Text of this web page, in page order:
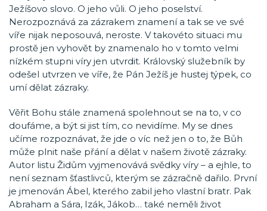
Ježíšovo slovo. O jeho vůli. O jeho poselství.
Nerozpoznává za zázrakem znamení a tak se ve své
víře nijak neposouvá, neroste. V takovéto situaci mu
prostě jen vyhovět by znamenalo ho v tomto velmi
nízkém stupni víry jen utvrdit. Královský služebník by
odešel utvrzen ve víře, že Pán Ježíš je hustej týpek, co
umí dělat zázraky.
Věřit Bohu stále znamená spolehnout se na to, v co
doufáme, a být si jist tím, co nevidíme. My se dnes
učíme rozpoznávat, že jde o víc než jen o to, že Bůh
může plnit naše přání a dělat v našem životě zázraky.
Autor listu Židům vyjmenovává svědky víry – a ejhle, to
není seznam šťastlivců, kterým se zázračně dařilo. První
je jmenován Ábel, kterého zabil jeho vlastní bratr. Pak
Abraham a Sára, Izák, Jákob… také neměli život